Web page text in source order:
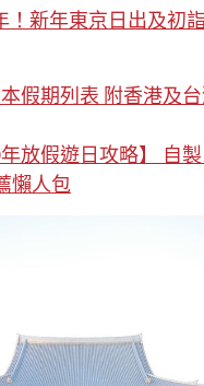
！新年東京日出及初
假期列表 附香港及
年放假遊日攻略】 自
懶人包